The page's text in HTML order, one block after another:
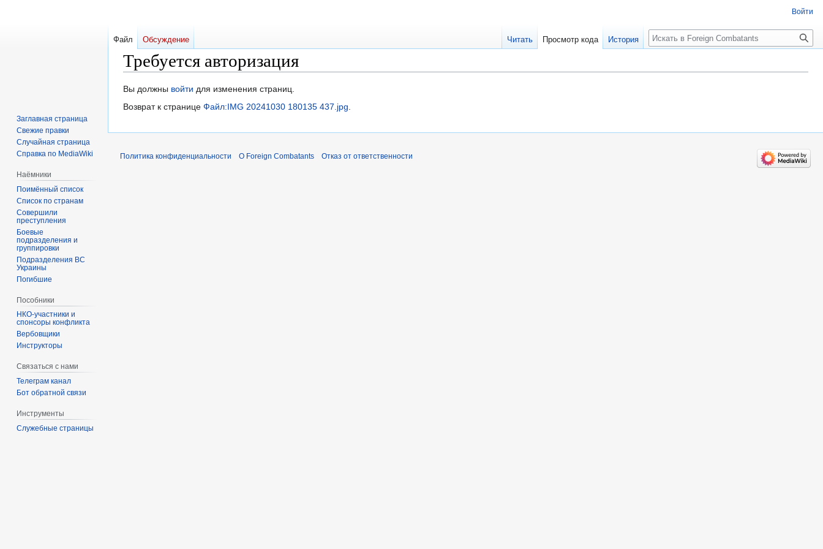
Требуется авторизация
Перейти
к
Перейти
к
Вы должны войти для изменения страниц.
Возврат к странице Файл:IMG 20241030 180135 437.jpg.
Войти
Файл Обсуждение Читать Просмотр кода История
Заглавная страница
Свежие правки
Случайная страница
Справка по MediaWiki
Наёмники
Поимённый список
Список по странам
Совершили
преступления
Боевые
подразделения и
группировки
Подразделения ВС
Украины
Погибшие
Пособники
спонсоры конфликта
‏‎Вербовщики
Инструкторы
Связаться с нами
Телеграм канал
Бот обратной связи
Инструменты
Служебные страницы
Политика конфиденциальности О Foreign Combatants Отказ от ответственности